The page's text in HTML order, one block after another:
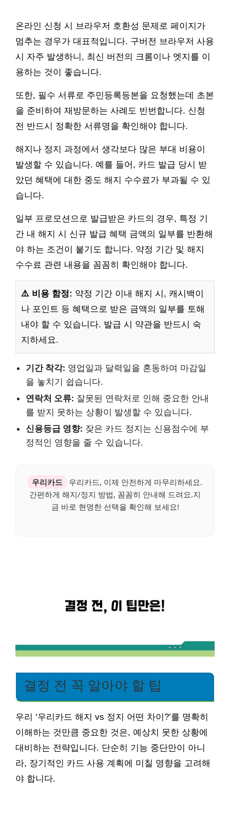
온라인 신청 시 브라우저 호환성 문제로 페이지가
멈추는 경우가 대표적입니다. 구버전 브라우저 사용
시 자주 발생하니, 최신 버전의 크롬이나 엣지를 이
용하는 것이 좋습니다.
또한, 필수 서류로 주민등록등본을 요청했는데 초본
을 준비하여 재방문하는 사례도 빈번합니다. 신청
전 반드시 정확한 서류명을 확인해야 합니다.
해지나 정지 과정에서 생각보다 많은 부대 비용이
발생할 수 있습니다. 예를 들어, 카드 발급 당시 받
았던 혜택에 대한 중도 해지 수수료가 부과될 수 있
습니다.
일부 프로모션으로 발급받은 카드의 경우, 특정 기
간 내 해지 시 신규 발급 혜택 금액의 일부를 반환해
야 하는 조건이 붙기도 합니다. 약정 기간 및 해지
수수료 관련 내용을 꼼꼼히 확인해야 합니다.
⚠️ 비용 함정: 약정 기간 이내 해지 시, 캐시백이
나 포인트 등 혜택으로 받은 금액의 일부를 토해
내야 할 수 있습니다. 발급 시 약관을 반드시 숙
지하세요.
기간 착각: 영업일과 달력일을 혼동하여 마감일
을 놓치기 쉽습니다.
연락처 오류: 잘못된 연락처로 인해 중요한 안내
를 받지 못하는 상황이 발생할 수 있습니다.
신용등급 영향: 잦은 카드 정지는 신용점수에 부
정적인 영향을 줄 수 있습니다.
우리카드
우리카드, 이제 안전하게 마무리하세요.
간편하게 해지/정지 방법, 꼼꼼히 안내해 드려요.지
금 바로 현명한 선택을 확인해 보세요!
결정 전 꼭 알아야 할 팁
우리 ‘우리카드 해지 vs 정지 어떤 차이?’를 명확히
이해하는 것만큼 중요한 것은, 예상치 못한 상황에
대비하는 전략입니다. 단순히 기능 중단만이 아니
라, 장기적인 카드 사용 계획에 미칠 영향을 고려해
야 합니다.